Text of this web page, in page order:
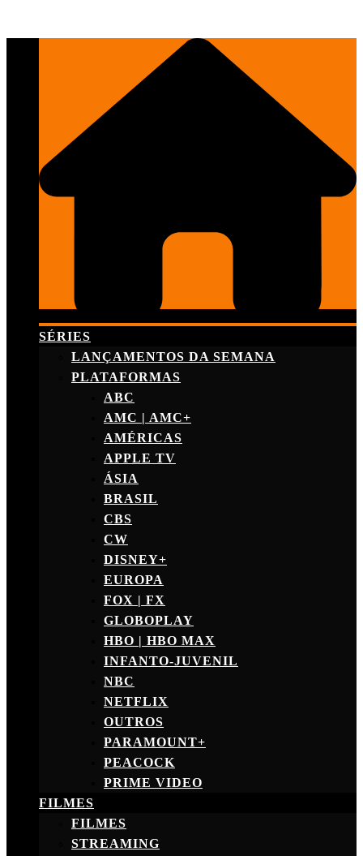
SÉRIES
LANÇAMENTOS DA SEMANA
PLATAFORMAS
ABC
AMC | AMC+
AMÉRICAS
APPLE TV
ÁSIA
BRASIL
CBS
CW
DISNEY+
EUROPA
FOX | FX
GLOBOPLAY
HBO | HBO MAX
INFANTO-JUVENIL
NBC
NETFLIX
OUTROS
PARAMOUNT+
PEACOCK
PRIME VIDEO
FILMES
FILMES
STREAMING